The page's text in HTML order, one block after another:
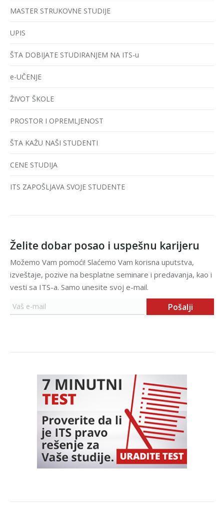
MASTER STRUKOVNE STUDIJE
UPIS
ŠTA DOBIJATE STUDIRANJEM NA ITS-u
e-UČENJE
ŽIVOT ŠKOLE
PROSTOR I OPREMLJENOST
ŠTA KAŽU NAŠI STUDENTI
CENE STUDIJA
ITS ZAPOŠLJAVA SVOJE STUDENTE
Želite dobar posao i uspešnu karijeru
Možemo Vam pomoći! Slaćemo Vam korisna uputstva,
izveštaje, pozive na besplatne seminare i predavanja, kao i
vesti sa ITS-a. Samo unesite svoj e-mail.